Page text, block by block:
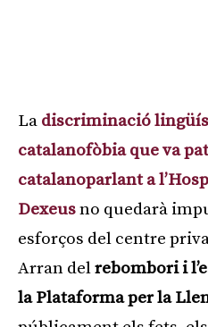
La discriminació
catalanofòbia que va
catalanoparlant a
Dexeusno quedarà
esforços del centre
Arran delrebombori i
la Plataforma per la